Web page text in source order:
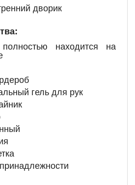
дворик
находится на
гель для рук